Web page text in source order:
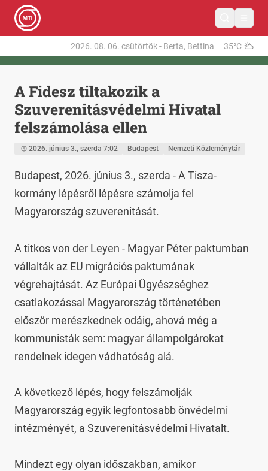
2026. 08. 06. csütörtök- Berta, Bettina 35°C
A Fidesz tiltakozik a
Szuverenitásvédelmi Hivatal
felszámolása ellen
2026. június 3., szerda 7:02 Budapest Nemzeti Közleménytár
Budapest, 2026. június 3., szerda - A Tisza-
kormány lépésről lépésre számolja fel
Magyarország szuverenitását.
A titkos von der Leyen - Magyar Péter paktumban
vállalták az EU migrációs paktumának
végrehajtását. Az Európai Ügyészséghez
csatlakozással Magyarország történetében
először merészkednek odáig, ahová még a
kommunisták sem: magyar állampolgárokat
rendelnek idegen vádhatóság alá.
A következő lépés, hogy felszámolják
Magyarország egyik legfontosabb önvédelmi
intézményét, a Szuverenitásvédelmi Hivatalt.
Mindezt egy olyan időszakban, amikor